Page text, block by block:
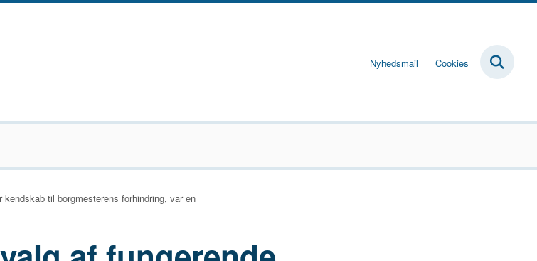
Nyhedsmail Cookies
til borgmesterens forhindring, var en